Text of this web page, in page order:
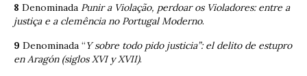
8 Denominada Punir a Violação, perdoar os Violadores: entre a
justiça e a clemência no Portugal Moderno.
9 Denominada “Y sobre todo pido justicia”: el delito de estupro
en Aragón (siglos XVI y XVII).